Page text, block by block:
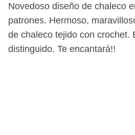
Novedoso diseño de chaleco
patrones. Hermoso,
de chaleco tejido con crochet.
distinguido. Te encantará!!